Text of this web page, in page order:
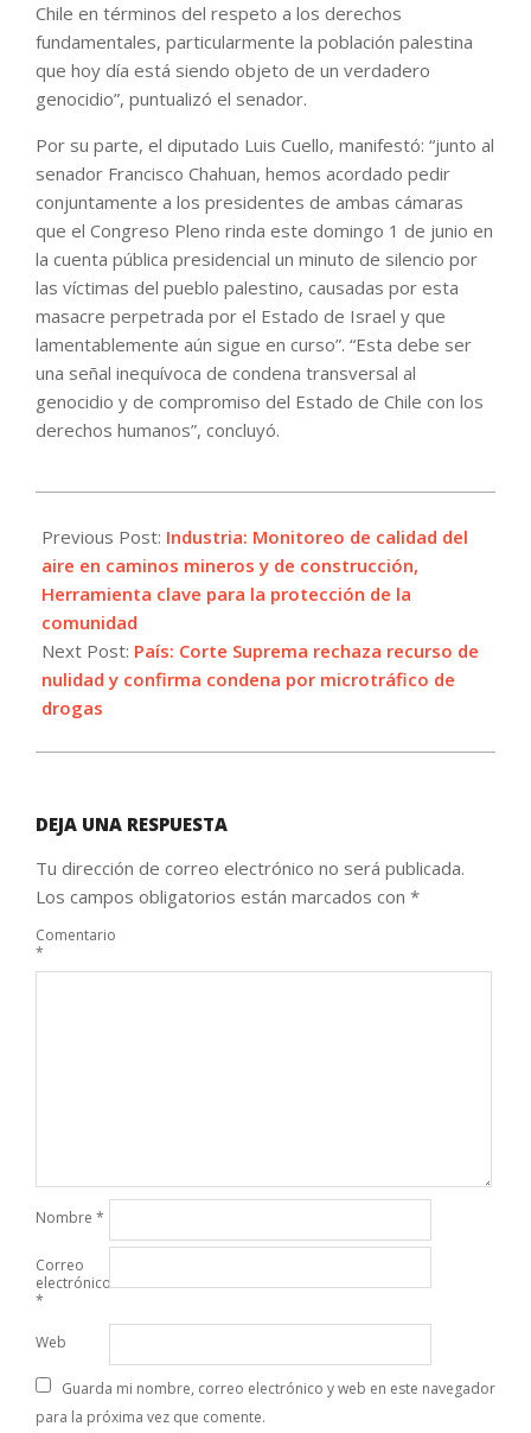
Chile en términos del respeto a los derechos
fundamentales, particularmente la población palestina
que hoy día está siendo objeto de un verdadero
genocidio”, puntualizó el senador.
Por su parte, el diputado Luis Cuello, manifestó: “junto al
senador Francisco Chahuan, hemos acordado pedir
conjuntamente a los presidentes de ambas cámaras
que el Congreso Pleno rinda este domingo 1 de junio en
la cuenta pública presidencial un minuto de silencio por
las víctimas del pueblo palestino, causadas por esta
masacre perpetrada por el Estado de Israel y que
lamentablemente aún sigue en curso”. “Esta debe ser
una señal inequívoca de condena transversal al
genocidio y de compromiso del Estado de Chile con los
derechos humanos”, concluyó.
05-
31
Previous Post: Industria: Monitoreo de calidad del
aire en caminos mineros y de construcción,
Herramienta clave para la protección de la
comunidad
Next Post: País: Corte Suprema rechaza recurso de
nulidad y confirma condena por microtráfico de
drogas
DEJA UNA RESPUESTA
Tu dirección de correo electrónico no será publicada.
Los campos obligatorios están marcados con *
Comentario
*
Nombre *
Correo
electrónico
*
Web
Guarda mi nombre, correo electrónico y web en este navegador
para la próxima vez que comente.